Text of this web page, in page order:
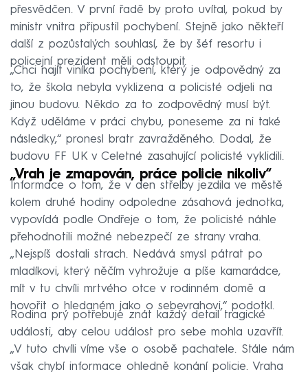
přesvědčen. V první řadě by proto uvítal, pokud by
ministr vnitra připustil pochybení. Stejně jako někteří
další z pozůstalých souhlasí, že by šéf resortu i
policejní prezident měli odstoupit.
„Chci najít viníka pochybení, který je odpovědný za
to, že škola nebyla vyklizena a policisté odjeli na
jinou budovu. Někdo za to zodpovědný musí být.
Když uděláme v práci chybu, poneseme za ni také
následky,“ pronesl bratr zavražděného. Dodal, že
budovu FF UK v Celetné zasahující policisté vyklidili.
„Vrah je zmapován, práce policie nikoliv“
Informace o tom, že v den střelby jezdila ve městě
kolem druhé hodiny odpoledne zásahová jednotka,
vypovídá podle Ondřeje o tom, že policisté náhle
přehodnotili možné nebezpečí ze strany vraha.
„Nejspíš dostali strach. Nedává smysl pátrat po
mladíkovi, který něčím vyhrožuje a píše kamarádce,
mít v tu chvíli mrtvého otce v rodinném domě a
hovořit o hledaném jako o sebevrahovi,“ podotkl.
Rodina prý potřebuje znát každý detail tragické
události, aby celou událost pro sebe mohla uzavřít.
„V tuto chvíli víme vše o osobě pachatele. Stále nám
však chybí informace ohledně konání policie. Vraha